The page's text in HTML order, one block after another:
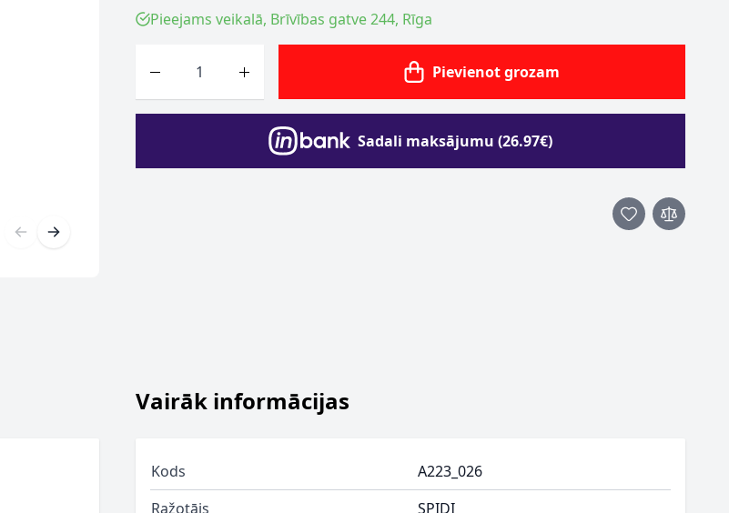
Pieejams veikalā, Brīvības gatve 244, Rīga
Pievienot grozam
Sadali maksājumu (26.97€)
Vairāk informācijas
Kods
A223_026
Ražotājs
SPIDI